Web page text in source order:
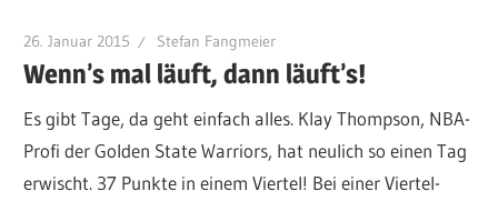
26. Januar 2015 Stefan Fangmeier
Wenn’s mal läuft, dann läuft’s!
Es gibt Tage, da geht einfach alles. Klay Thompson, NBA-
Profi der Golden State Warriors, hat neulich so einen Tag
erwischt. 37 Punkte in einem Viertel! Bei einer Viertel-